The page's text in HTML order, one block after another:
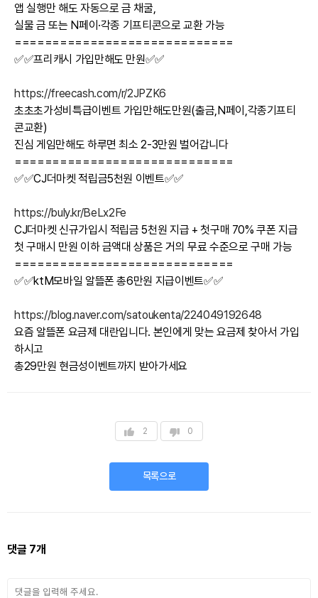
앱 실행만 해도 자동으로 금 채굴,
실물 금 또는 N페이·각종 기프티콘으로 교환 가능
=============================
✅✅프리캐시 가입만해도 만원✅✅
https://freecash.com/r/2JPZK6
초초초가성비특급이벤트 가입만해도만원(출금,N페이,각종기프티
콘교환)
진심 게임만해도 하루면 최소 2-3만원 벌어갑니다
=============================
✅✅CJ더마켓 적립금5천원 이벤트✅✅
https://buly.kr/BeLx2Fe
CJ더마켓 신규가입시 적립금 5천원 지급 + 첫구매 70% 쿠폰 지급
첫 구매시 만원 이하 금액대 상품은 거의 무료 수준으로 구매 가능
=============================
✅✅ktM모바일 알뜰폰 총6만원 지급이벤트✅✅
https://blog.naver.com/satoukenta/224049192648
요즘 알뜰폰 요금제 대란입니다. 본인에게 맞는 요금제 찾아서 가입
하시고
총29만원 현금성이벤트까지 받아가세요
2 0
목록으로
댓글 7개